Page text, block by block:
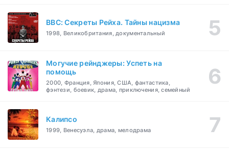
BBC: Секреты Рейха. Тайны нацизма
1998, Великобритания, документальный
Могучие рейнджеры: Успеть на
помощь
2000, Франция, Япония, США, фантастика,
фэнтези, боевик, драма, приключения, семейный
Калипсо
1999, Венесуэла, драма, мелодрама